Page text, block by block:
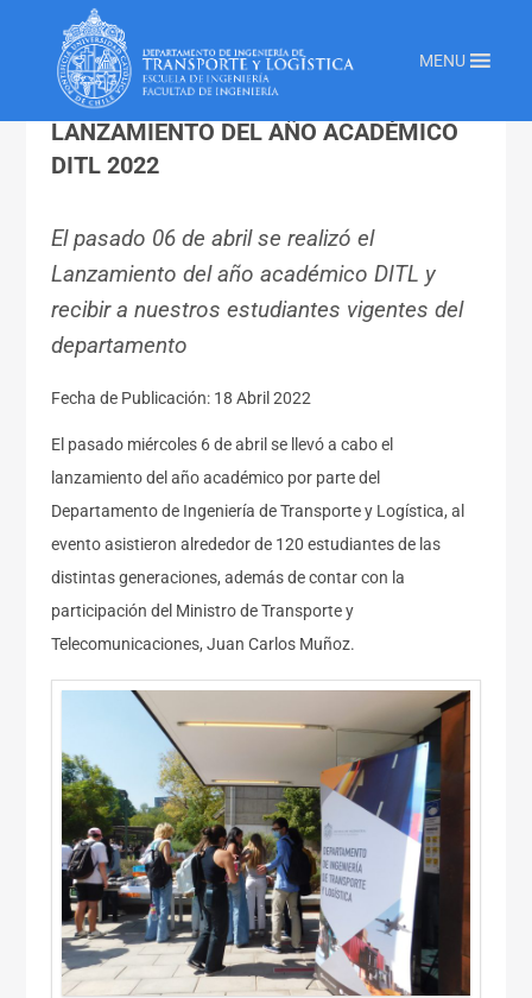
MENU
» Transporte Y Logistica
LANZAMIENTO DEL AÑO ACADÉMICO
DITL 2022
El pasado 06 de abril se realizó el
Lanzamiento del año académico DITL y
recibir a nuestros estudiantes vigentes del
departamento
Fecha de Publicación: 18 Abril 2022
El pasado miércoles 6 de abril se llevó a cabo el
lanzamiento del año académico por parte del
Departamento de Ingeniería de Transporte y Logística, al
evento asistieron alrededor de 120 estudiantes de las
distintas generaciones, además de contar con la
participación del Ministro de Transporte y
Telecomunicaciones, Juan Carlos Muñoz.